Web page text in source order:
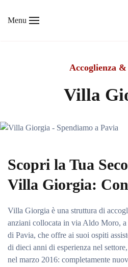
Menu
Accoglienza
Villa
Scopri la Tua
Villa Giorgia:
Villa Giorgia è una struttura di
anziani collocata in via Aldo Moro,
di Pavia, che offre ai suoi ospiti
di dieci anni di esperienza nel
nel marzo 2016: completamente